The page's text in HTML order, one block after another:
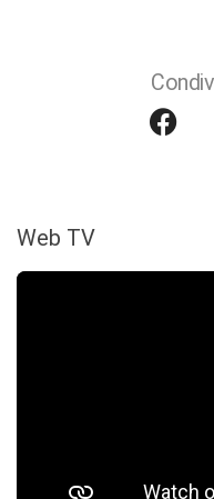
Web TV